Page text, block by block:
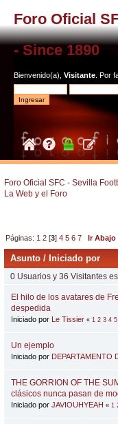
Foro Oficial
- Since 1890
Bienvenido(a), Visitante . Por
Foro Oficial SFC - Sevilla
La Web y el Foro
Páginas: 1 2 [3]4 5 6 7 Ir Abajo
Asunto /Iniciado por
0 Usuarios y 36 Visitantes
El hilo de los avatares de
despedida
Iniciado por Le Tissier « 1 2 3 4 5
Un ejemplo
Iniciado por DEPARTAMENTO
THE GORRION OF THE
clásicos nunca pasan de
Iniciado por JAVIOUHYEAH « 1